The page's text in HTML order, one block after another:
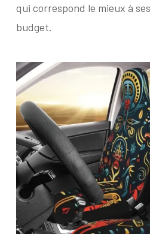
qui correspond le mieux à
budget.